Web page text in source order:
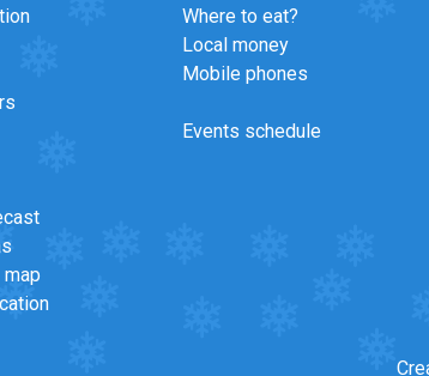
трассы открыты ?
Where to eat?
Local money
Mobile phones
Events schedule